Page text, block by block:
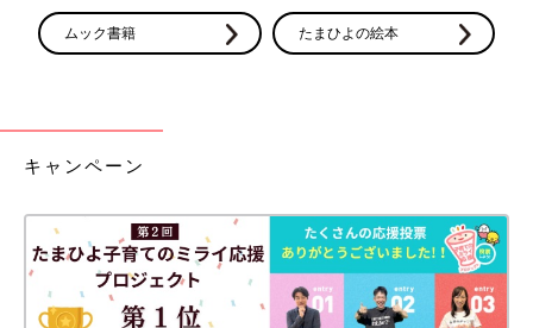
ムック書籍 たまひよの絵本
キャンペーン